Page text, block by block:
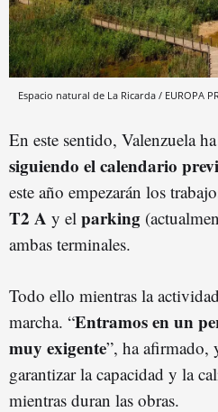
Espacio natural de La Ricarda / EUROPA
En este sentido, Valenzuela
siguiendo el calendario
este año empezarán los
T2 A y el parking
ambas terminales.
Todo ello mientras la
marcha. “Entramos en un
muy exigente”, ha afirmado,
garantizar la capacidad y la
mientras duran las obras.